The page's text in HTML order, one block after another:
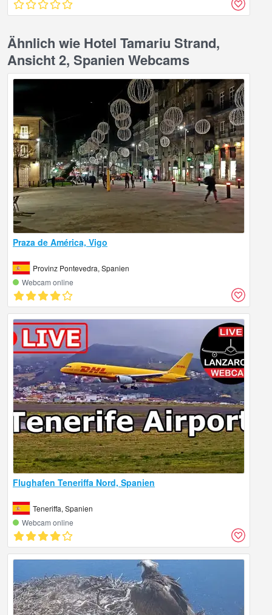
Ähnlich wie Hotel Tamariu Strand,
Ansicht 2, Spanien Webcams
Praza de América, Vigo
Provinz Pontevedra, Spanien
Webcam online
Flughafen Teneriffa Nord, Spanien
Teneriffa, Spanien
Webcam online